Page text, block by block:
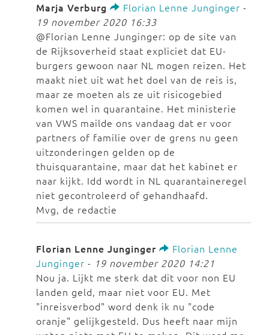
Marja Verburg Florian Lenne Junginger -
19 november 2020 16:33
@Florian Lenne Junginger: op de site van
de Rijksoverheid staat expliciet dat EU-
burgers gewoon naar NL mogen reizen. Het
maakt niet uit wat het doel van de reis is,
maar ze moeten als ze uit risicogebied
komen wel in quarantaine. Het ministerie
van VWS mailde ons vandaag dat er voor
partners of familie over de grens nu geen
uitzonderingen gelden op de
thuisquarantaine, maar dat het kabinet er
naar kijkt. Idd wordt in NL quarantaineregel
niet gecontroleerd of gehandhaafd.
Mvg, de redactie
Florian Lenne Junginger
Florian Lenne
Junginger - 19 november 2020 14:21
Nou ja. Lijkt me sterk dat dit voor non EU
landen geld, maar niet voor EU. Met
"inreisverbod" word denk ik nu "code
oranje" gelijkgesteld. Dus heeft naar mijn